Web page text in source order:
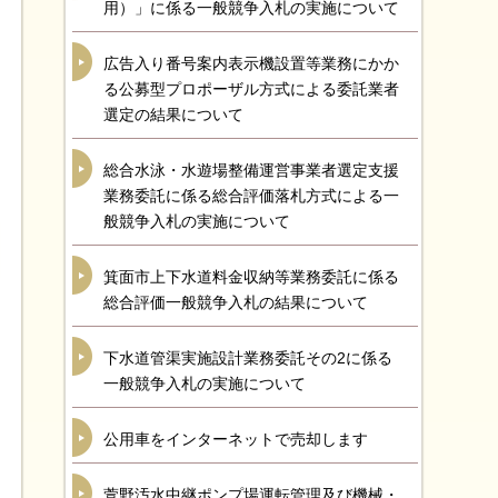
用）」に係る一般競争入札の実施について
広告入り番号案内表示機設置等業務にかか
る公募型プロポーザル方式による委託業者
選定の結果について
総合水泳・水遊場整備運営事業者選定支援
業務委託に係る総合評価落札方式による一
般競争入札の実施について
箕面市上下水道料金収納等業務委託に係る
総合評価一般競争入札の結果について
下水道管渠実施設計業務委託その2に係る
一般競争入札の実施について
公用車をインターネットで売却します